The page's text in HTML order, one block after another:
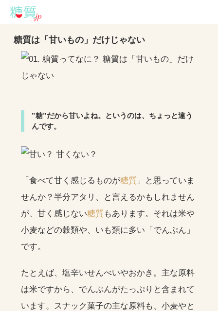
糖質は「甘いもの」だけじゃない
”糖”だから甘いよね。というのは、ちょっと違う
んです。
「食べて甘く感じるものが糖質 」と思っていま
せんか？半分アタリ、と言えるかもしれません
が、甘く感じない糖質 もあります。それは米や
小麦などの穀類や、いも類に多い「でんぷん」
です。
たとえば、塩辛いせんべいやおかき。主な原料
は米ですから、でんぷんがたっぷりと含まれて
います。スナック菓子の主な原料も、小麦やと